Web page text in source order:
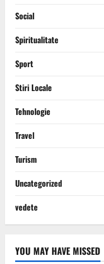
Social
Spiritualitate
Sport
Stiri Locale
Tehnologie
Travel
Turism
Uncategorized
vedete
YOU MAY HAVE MISSED